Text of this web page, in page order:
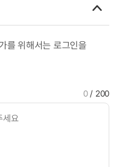
를 위해서는 로그인을
0/ 200